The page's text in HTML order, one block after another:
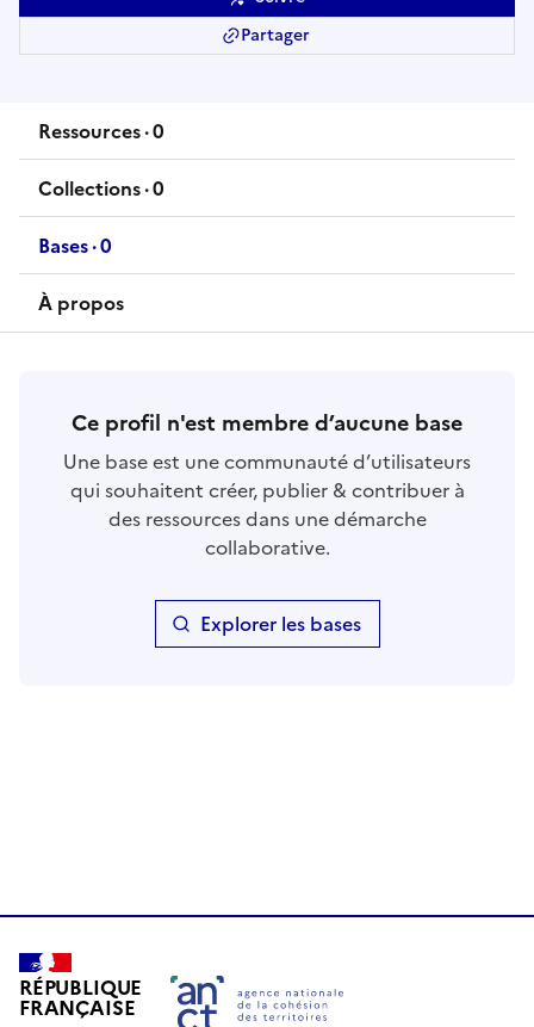
Partager
Ressources·0
ressources
Collections·0
collections
Bases·0
bases
À propos
Ce profil n'est membre d’aucune base
Une base est une communauté d’utilisateurs
qui souhaitent créer, publier & contribuer à
des ressources dans une démarche
collaborative.
Explorer les bases
RÉPUBLIQUE
FRANÇAISE